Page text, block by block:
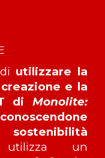
utilizzare la
e la
di Monolite:
un